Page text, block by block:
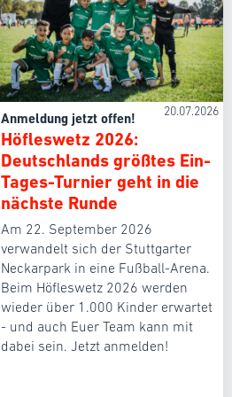
20.07.2026
Anmeldung jetzt offen!
Höfleswetz 2026:
Deutschlands größtes Ein-
Tages-Turnier geht in die
nächste Runde
Am 22. September 2026
verwandelt sich der Stuttgarter
Neckarpark in eine Fußball-Arena.
Beim Höfleswetz 2026 werden
wieder über 1.000 Kinder erwartet
- und auch Euer Team kann mit
dabei sein. Jetzt anmelden!